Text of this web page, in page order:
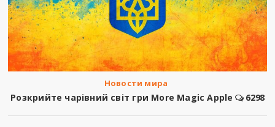
Новости мира
Розкрийте чарівний світ гри More Magic Apple 6298